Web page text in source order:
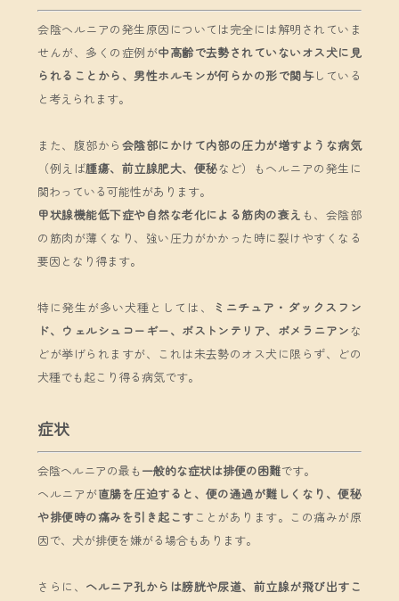
会陰ヘルニアの発生原因については完全には解明されていま
せんが、多くの症例が中高齢で去勢されていないオス犬に見
られることから、男性ホルモンが何らかの形で関与している
と考えられます。
また、腹部から 会陰部にかけて内部の圧力が増すような病気
（例えば腫瘍、前立腺肥大、便秘など）もヘルニアの発生に
関わっている可能性があります。
甲状腺機能低下症や自然な老化による筋肉の衰え も、会陰部
の筋肉が薄くなり、強い圧力がかかった時に裂けやすくなる
要因となり得ます。
特に発生が多い犬種としては、
ミニチュア・ダックスフン
ド、ウェルシュコーギー、ボストンテリア、ポメラニアンな
どが挙げられますが、これは未去勢のオス犬に限らず、どの
犬種でも起こり得る病気です。
症状
会陰ヘルニアの最も一般的な症状は排便の困難です。
ヘルニアが直腸を圧迫すると、便の通過が難しくなり、便秘
や排便時の痛みを引き起こす ことがあります。この痛みが原
因で、犬が排便を嫌がる場合もあります。
さらに、 ヘルニア孔からは膀胱や尿道、前立腺が飛び出すこ